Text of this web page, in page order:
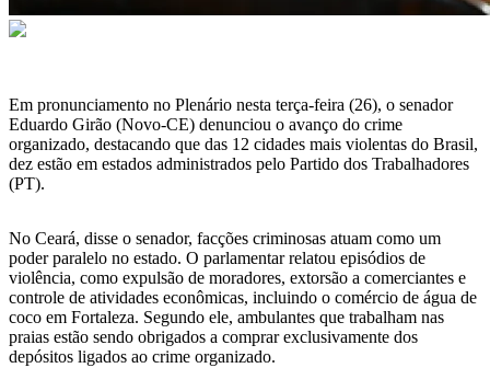
Em pronunciamento no Plenário nesta terça-feira (26), o senador
Eduardo Girão (Novo-CE) denunciou o avanço do crime
organizado, destacando que das 12 cidades mais violentas do Brasil,
dez estão em estados administrados pelo Partido dos Trabalhadores
(PT).
No Ceará, disse o senador, facções criminosas atuam como um
poder paralelo no estado. O parlamentar relatou episódios de
violência, como expulsão de moradores, extorsão a comerciantes e
controle de atividades econômicas, incluindo o comércio de água de
coco em Fortaleza. Segundo ele, ambulantes que trabalham nas
praias estão sendo obrigados a comprar exclusivamente dos
depósitos ligados ao crime organizado.